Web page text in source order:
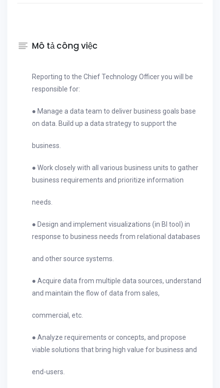
Mô tả công việc
Reporting to the Chief Technology Officer you will be
responsible for:
● Manage a data team to deliver business goals base
on data. Build up a data strategy to support the
business.
● Work closely with all various business units to gather
business requirements and prioritize information
needs.
● Design and implement visualizations (in BI tool) in
response to business needs from relational databases
and other source systems.
● Acquire data from multiple data sources, understand
and maintain the flow of data from sales,
commercial, etc.
● Analyze requirements or concepts, and propose
viable solutions that bring high value for business and
end-users.